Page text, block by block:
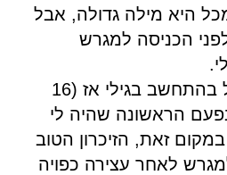
היא מילה גדולה, אבל
לפני הכניסה למגרש
עכשיו זה רשמי אבל בהתחשב בגילי אז (16
הראשונה שהיה לי
זאת, הזיכרון הטוב
לאחר עצירה כפויה